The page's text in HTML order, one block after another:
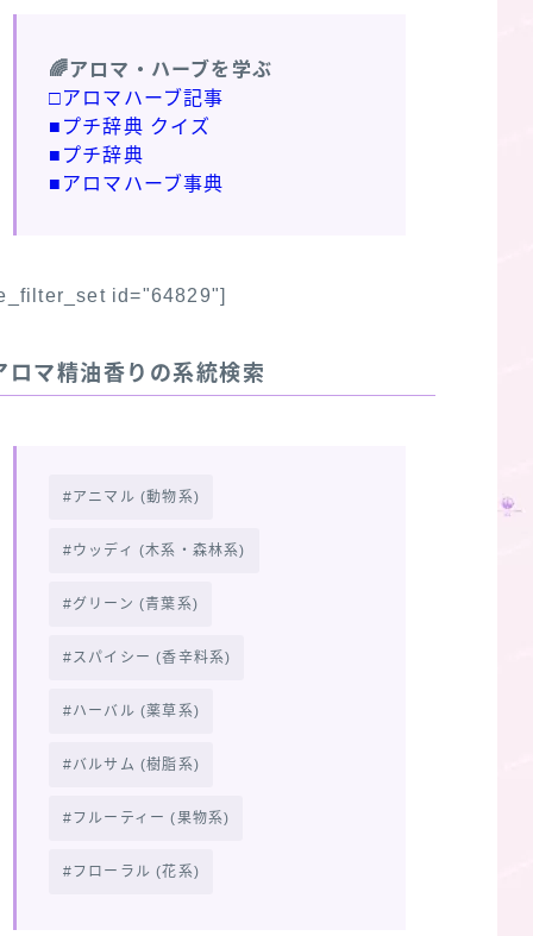
🌈アロマ・ハーブを学ぶ
□アロマハーブ記事
■プチ辞典 クイズ
■プチ辞典
■アロマハーブ事典
id="64829"]
ロマ精油香りの系統検索
アニマル (動物系)
ウッディ (木系・森林系)
グリーン (青葉系)
スパイシー (香辛料系)
ハーバル (薬草系)
バルサム (樹脂系)
フルーティー (果物系)
フローラル (花系)